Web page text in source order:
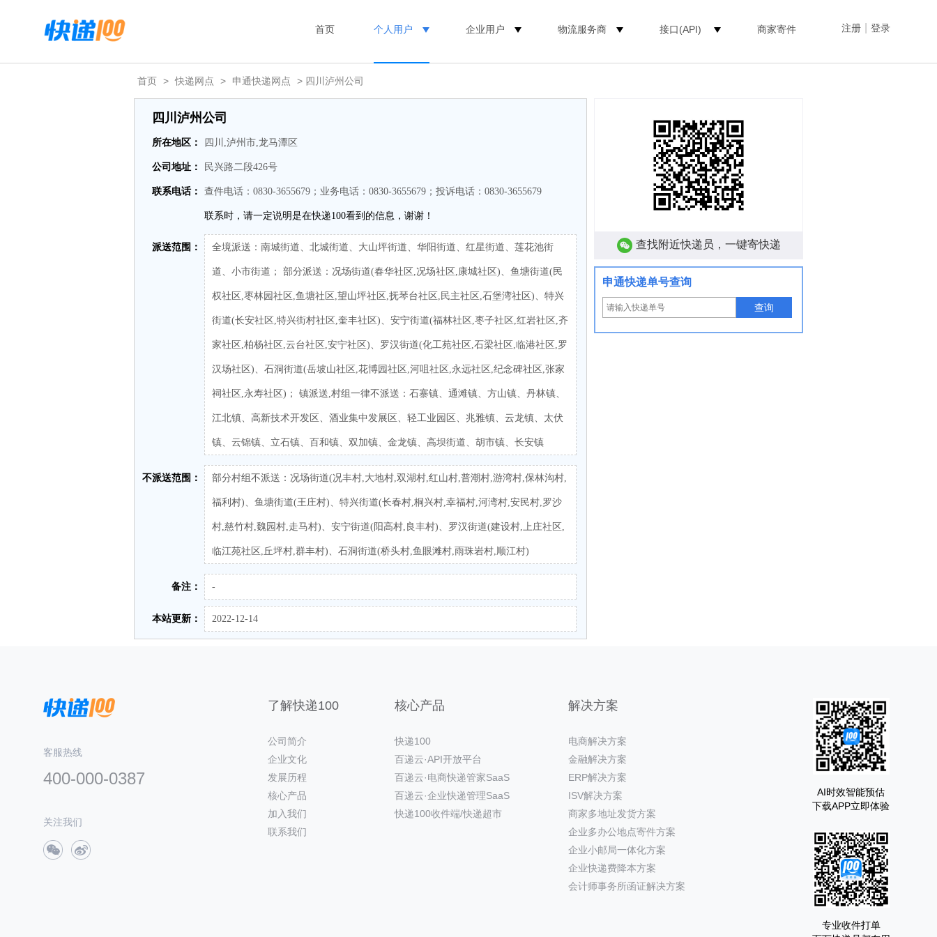
注册 登录
首页 个人用户 企业用户 物流服务商 接口(API) 商家寄件
首页 > 快递网点 > 申通快递网点 > 四川泸州公司
四川泸州公司
所在地区： 四川,泸州市,龙马潭区
公司地址： 民兴路二段426号
联系电话： 查件电话：0830-3655679；业务电话：0830-3655679；投诉电话：0830-3655679
联系时，请一定说明是在快递100看到的信息，谢谢！
派送范围： 全境派送：南城街道、北城街道、大山坪街道、华阳街道、红星街道、莲花池街
道、小市街道； 部分派送：况场街道(春华社区,况场社区,康城社区)、鱼塘街道(民
权社区,枣林园社区,鱼塘社区,望山坪社区,抚琴台社区,民主社区,石堡湾社区)、特兴
街道(长安社区,特兴街村社区,奎丰社区)、安宁街道(福林社区,枣子社区,红岩社区,齐
家社区,柏杨社区,云台社区,安宁社区)、罗汉街道(化工苑社区,石梁社区,临港社区,罗
汉场社区)、石洞街道(岳坡山社区,花博园社区,河咀社区,永远社区,纪念碑社区,张家
祠社区,永寿社区)； 镇派送,村组一律不派送：石寨镇、通滩镇、方山镇、丹林镇、
江北镇、高新技术开发区、酒业集中发展区、轻工业园区、兆雅镇、云龙镇、太伏
镇、云锦镇、立石镇、百和镇、双加镇、金龙镇、高坝街道、胡市镇、长安镇
不派送范围： 部分村组不派送：况场街道(况丰村,大地村,双湖村,红山村,普潮村,游湾村,保林沟村,
福利村)、鱼塘街道(王庄村)、特兴街道(长春村,桐兴村,幸福村,河湾村,安民村,罗沙
村,慈竹村,魏园村,走马村)、安宁街道(阳高村,良丰村)、罗汉街道(建设村,上庄社区,
临江苑社区,丘坪村,群丰村)、石洞街道(桥头村,鱼眼滩村,雨珠岩村,顺江村)
备注： -
本站更新： 2022-12-14
查找附近快递员，一键寄快递
申通快递单号查询
查询
客服热线
400-000-0387
关注我们
了解快递100
公司简介
企业文化
发展历程
核心产品
加入我们
联系我们
核心产品
快递100
百递云·API开放平台
百递云·电商快递管家SaaS
百递云·企业快递管理SaaS
快递100收件端/快递超市
解决方案
电商解决方案
金融解决方案
ERP解决方案
ISV解决方案
商家多地址发货方案
企业多办公地点寄件方案
企业小邮局一体化方案
企业快递费降本方案
会计师事务所函证解决方案
AI时效智能预估
下载APP立即体验
专业收件打单